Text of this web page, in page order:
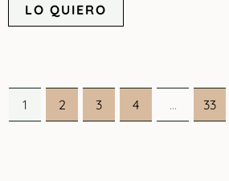
LO QUIERO
1 2 3 4 … 33